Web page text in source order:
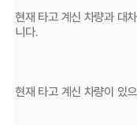
현재 타고 계신 차량과 대
니다.
현재 타고 계신 차량이 있